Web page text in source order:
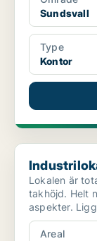
Sundsvall
Type
Kontor
Industrilokal i
Lokalen är
takhöjd. Helt nybyggd och inredd. Välplanerad i alla
aspekter.
Areal